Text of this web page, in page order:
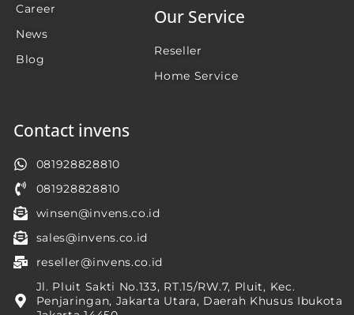
Career
News
Blog
Our Service
Reseller
Home Service
Contact invens
081928828810
081928828810
winsen@invens.co.id
sales@invens.co.id
reseller@invens.co.id
Jl. Pluit Sakti No.133, RT.15/RW.7, Pluit, Kec.
Penjaringan, Jakarta Utara, Daerah Khusus Ibukota